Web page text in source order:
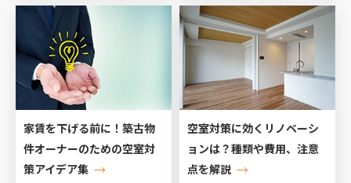
家賃を下げる前に！築古物
件オーナーのための空室対
策アイデア集
空室対策に効くリノベーシ
ョンは？種類や費用、注意
点を解説